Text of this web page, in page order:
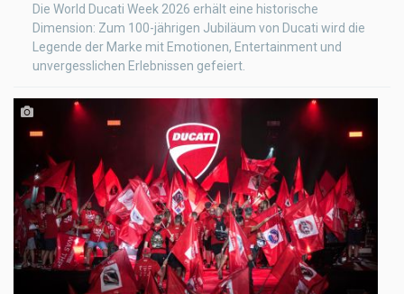
Die World Ducati Week 2026 erhält eine historische
Dimension: Zum 100-jährigen Jubiläum von Ducati wird die
Legende der Marke mit Emotionen, Entertainment und
unvergesslichen Erlebnissen gefeiert.